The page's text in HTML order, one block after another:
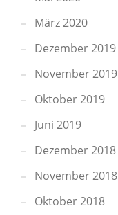
März 2020
Dezember 2019
November 2019
Oktober 2019
Juni 2019
Dezember 2018
November 2018
Oktober 2018